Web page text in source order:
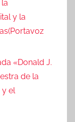
y la
«Donald J.
de la
y el